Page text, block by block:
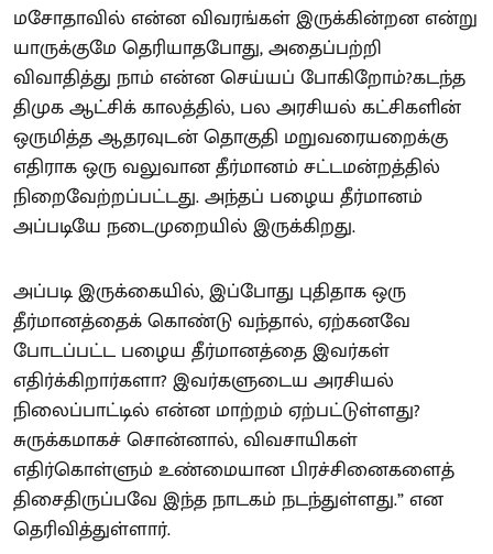
மசோதாவில் என்ன விவரங்கள் இருக்கின்றன என்று
யாருக்குமே தெரியாதபோது, அதைப்பற்றி
விவாதித்து நாம் என்ன செய்யப் போகிறோம்?கடந்த
திமுக ஆட்சிக் காலத்தில், பல அரசியல் கட்சிகளின்
ஒருமித்த ஆதரவுடன் தொகுதி மறுவரையறைக்கு
எதிராக ஒரு வலுவான தீர்மானம் சட்டமன்றத்தில்
நிறைவேற்றப்பட்டது. அந்தப் பழைய தீர்மானம்
அப்படியே நடைமுறையில் இருக்கிறது.
அப்படி இருக்கையில், இப்போது புதிதாக ஒரு
தீர்மானத்தைக் கொண்டு வந்தால், ஏற்கனவே
போடப்பட்ட பழைய தீர்மானத்தை இவர்கள்
எதிர்க்கிறார்களா? இவர்களுடைய அரசியல்
நிலைப்பாட்டில் என்ன மாற்றம் ஏற்பட்டுள்ளது?
சுருக்கமாகச் சொன்னால், விவசாயிகள்
எதிர்கொள்ளும் உண்மையான பிரச்சினைகளைத்
திசைதிருப்பவே இந்த நாடகம் நடந்துள்ளது.” என
தெரிவித்துள்ளார்.